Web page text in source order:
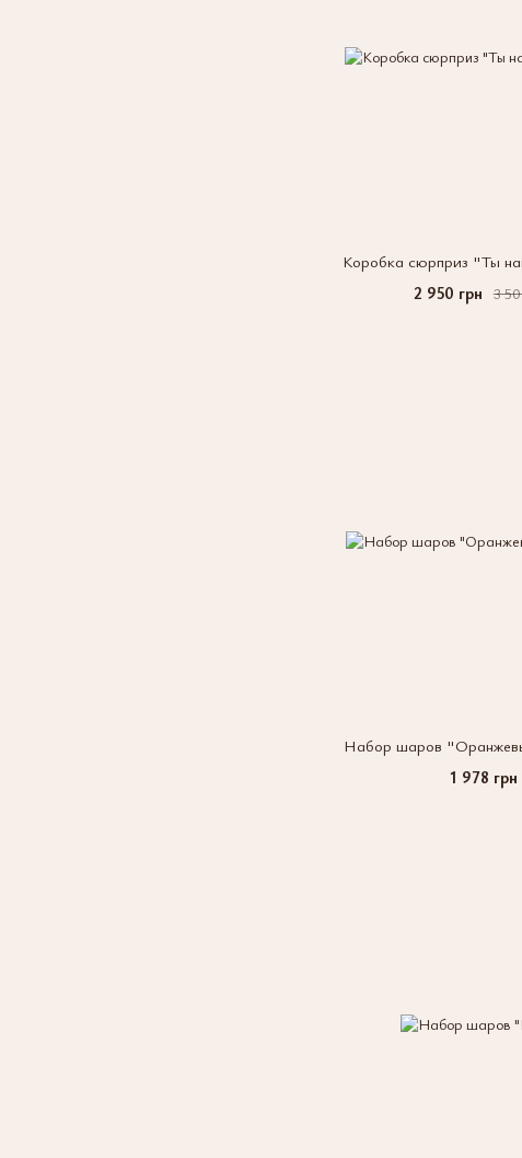
Коробка сюрприз "Ты
3
2 950 грн
Набор шаров
1 978 грн